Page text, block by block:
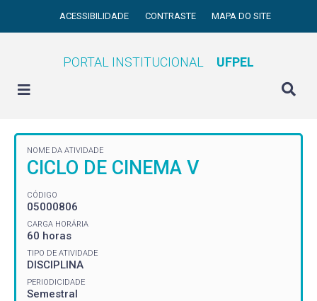
ACESSIBILIDADE CONTRASTE MAPA DO SITE
PORTAL INSTITUCIONAL UFPEL
NOME DA ATIVIDADE
CICLO DE CINEMA V
CÓDIGO
05000806
CARGA HORÁRIA
60 horas
TIPO DE ATIVIDADE
DISCIPLINA
PERIODICIDADE
Semestral